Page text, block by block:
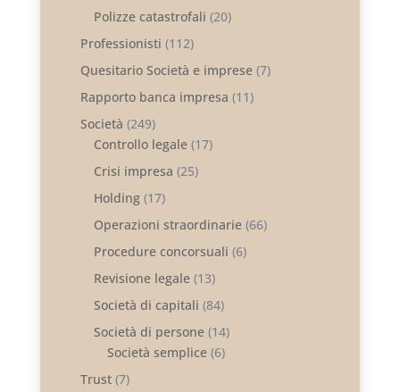
Polizze catastrofali (20)
Professionisti (112)
Quesitario Società e imprese(7)
Rapporto banca impresa (11)
Società (249)
Controllo legale(17)
Crisi impresa (25)
Holding(17)
Operazioni straordinarie(66)
Procedure concorsuali (6)
Revisione legale(13)
Società di capitali (84)
Società di persone(14)
Società semplice(6)
Trust(7)